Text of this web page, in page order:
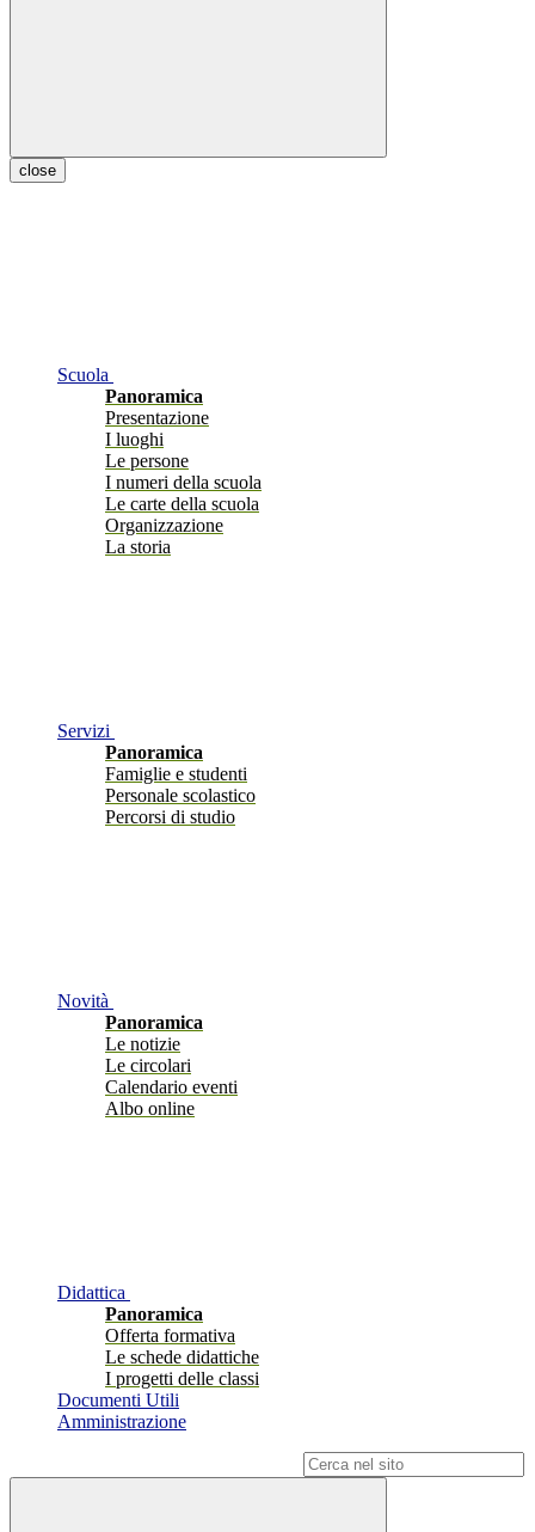
close
Scuola
Panoramica
Presentazione
I luoghi
Le persone
I numeri della scuola
Le carte della scuola
Organizzazione
La storia
Servizi
Panoramica
Famiglie e studenti
Personale scolastico
Percorsi di studio
Novità
Panoramica
Le notizie
Le circolari
Calendario eventi
Albo online
Didattica
Panoramica
Offerta formativa
Le schede didattiche
I progetti delle classi
Documenti Utili
Amministrazione